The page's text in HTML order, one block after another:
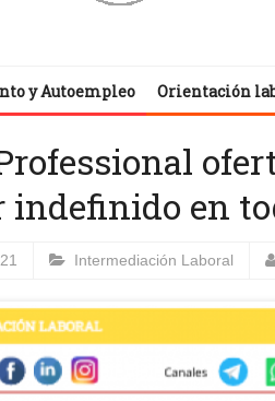
y Autoempleo Orientación
indefinido en
Intermediación Laboral